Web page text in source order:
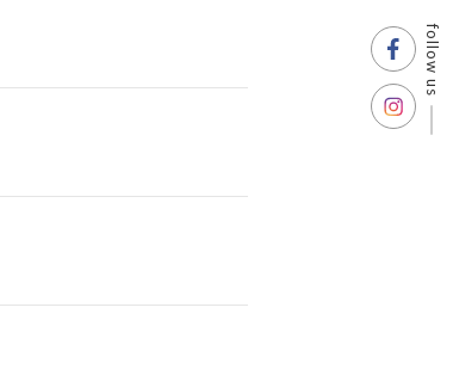
follow us